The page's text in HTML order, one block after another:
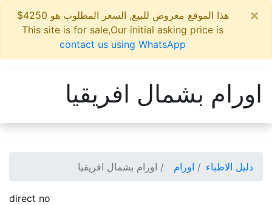
هذا الموقع معروض للبيع, السعر المطلوب هو 4250$
This site is for sale,Our initial asking price is
contact us using WhatsApp
اورام بشمال افريقيا
دليل الاطباء اورام اورام بشمال افريقيا
direct no